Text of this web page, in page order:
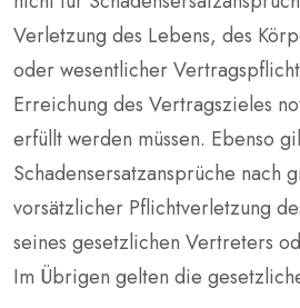
Verletzung des Lebens, des
oder wesentlicher
Erreichung des Vertragszieles
erfüllt werden müssen. Ebenso
Schadensersatzansprüche nach
vorsätzlicher Pflichtverletzung
seines gesetzlichen Vertreters
Im Übrigen gelten die